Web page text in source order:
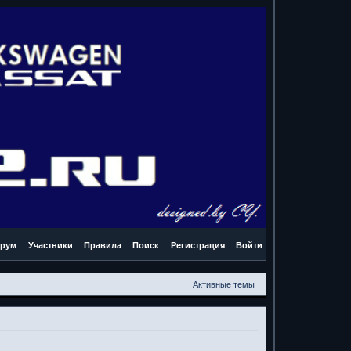
Участники Правила Поиск Регистрация Войти
Активные темы